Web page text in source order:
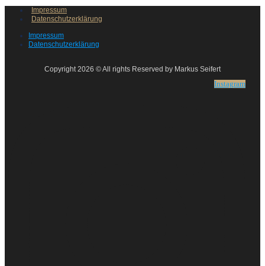
Impressum
Datenschutzerklärung
Impressum
Datenschutzerklärung
Copyright 2026 © All rights Reserved by Markus Seifert
Instagram